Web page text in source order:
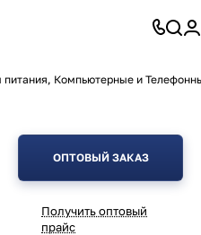
Компьютерные и
ОПТОВЫЙ ЗАКАЗ
Получить оптовый
прайс